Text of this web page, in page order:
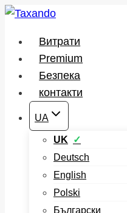
Перейти
вмісту
Витрати
Premium
Безпека
контакти
UA
UK
Deutsch
English
Polski
Български